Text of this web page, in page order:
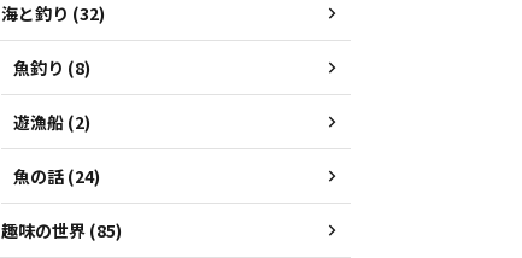
海と釣り (32)
魚釣り (8)
遊漁船 (2)
魚の話 (24)
趣味の世界 (85)